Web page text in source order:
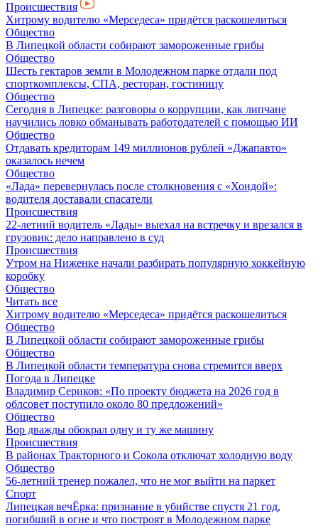
Происшествия
Хитрому водителю «Мерседеса» придётся раскошелиться
Общество
В Липецкой области собирают замороженные грибы
Общество
Шесть гектаров земли в Молодежном парке отдали под
спорткомплексы, СПА, ресторан, гостиницу
Общество
Сегодня в Липецке: разговоры о коррупции, как липчане
научились ловко обманывать работодателей с помощью ИИ
Общество
Отдавать кредиторам 149 миллионов рублей «Джапавто»
оказалось нечем
Общество
«Лада» перевернулась после столкновения с «Хондой»:
водителя доставали спасатели
Происшествия
22-летний водитель «Лады» выехал на встречку и врезался в
грузовик: дело направлено в суд
Происшествия
Утром на Ниженке начали разбирать популярную хоккейную
коробку
Общество
Читать все
Хитрому водителю «Мерседеса» придётся раскошелиться
Общество
В Липецкой области собирают замороженные грибы
Общество
В Липецкой области температура снова стремится вверх
Погода в Липецке
Владимир Сериков: «По проекту бюджета на 2026 год в
облсовет поступило около 80 предложений»
Общество
Вор дважды обокрал одну и ту же машину
Происшествия
В районах Тракторного и Сокола отключат холодную воду
Общество
56-летний тренер пожалел, что не мог выйти на паркет
Спорт
Липецкая вечЁрка: признание в убийстве спустя 21 год,
погибший в огне и что построят в Молодежном парке